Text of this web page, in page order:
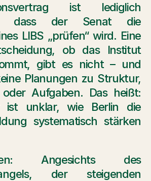
ist lediglich
dass der Senat die
LIBS „prüfen“ wird. Eine
ob das Institut
gibt es nicht – und
Planungen zu Struktur,
oder Aufgaben. Das heißt:
ist unklar, wie Berlin die
systematisch stärken
Angesichts des
der steigenden